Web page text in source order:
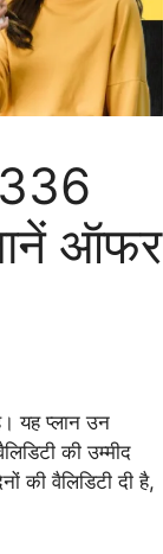
ऑफर
यह प्लान उन
की उम्मीद
की वैलिडिटी दी है,